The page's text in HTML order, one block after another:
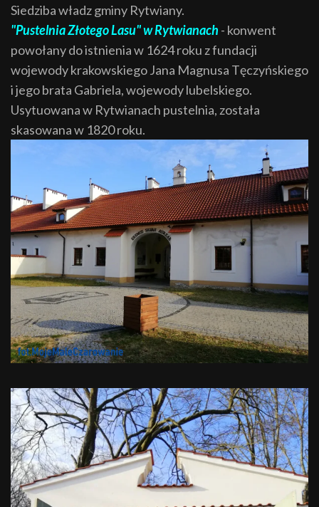
Siedziba władz gminy Rytwiany.
"Pustelnia Złotego Lasu" w Rytwianach - konwent
powołany do istnienia w 1624 roku z fundacji
wojewody krakowskiego Jana Magnusa Tęczyńskiego
i jego brata Gabriela, wojewody lubelskiego.
Usytuowana w Rytwianach pustelnia, została
skasowana w 1820 roku.